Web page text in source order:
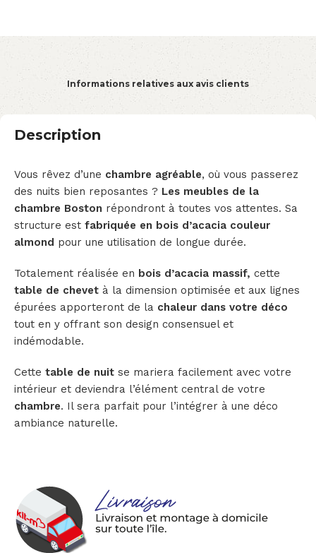
Informations relatives aux avis clients
Description
Vous rêvez d’une chambre agréable, où vous passerez
des nuits bien reposantes ? Les meubles de la
chambre Boston répondront à toutes vos attentes. Sa
structure est fabriquée en bois d’acacia couleur
almond pour une utilisation de longue durée.
Totalement réalisée en bois d’acacia massif, cette
table de chevet à la dimension optimisée et aux lignes
épurées apporteront de la chaleur dans votre déco
tout en y offrant son design consensuel et
indémodable.
Cette table de nuit se mariera facilement avec votre
intérieur et deviendra l’élément central de votre
chambre. Il sera parfait pour l’intégrer à une déco
ambiance naturelle.